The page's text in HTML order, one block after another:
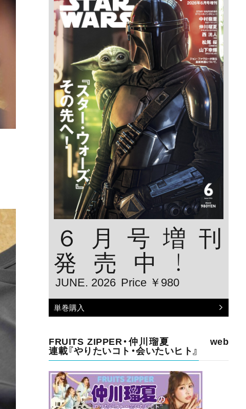
６月号増刊
発売中！
JUNE. 2026 Price ￥980
単巻購入
FRUITS ZIPPER・仲川瑠夏 web
連載『やりたいコト・会いたいヒト』